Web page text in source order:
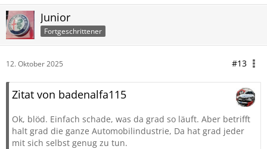
Junior
Fortgeschrittener
12. Oktober 2025 #13
Zitat von badenalfa115
Ok, blöd. Einfach schade, was da grad so läuft. Aber betrifft
halt grad die ganze Automobilindustrie, Da hat grad jeder
mit sich selbst genug zu tun.